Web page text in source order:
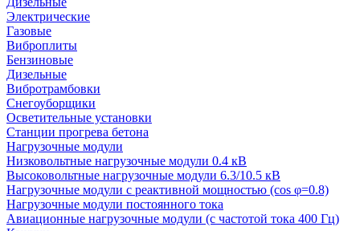
Электрические
Газовые
Виброплиты
Бензиновые
Дизельные
Вибротрамбовки
Снегоуборщики
Осветительные установки
Станции прогрева бетона
Нагрузочные модули
Низковольтные нагрузочные модули 0.4 кВ
Высоковольтные нагрузочные модули 6.3/10.5 кВ
Нагрузочные модули с реактивной мощностью (cos φ=0.8)
Нагрузочные модули постоянного тока
Авиационные нагрузочные модули (с частотой тока 400 Гц)